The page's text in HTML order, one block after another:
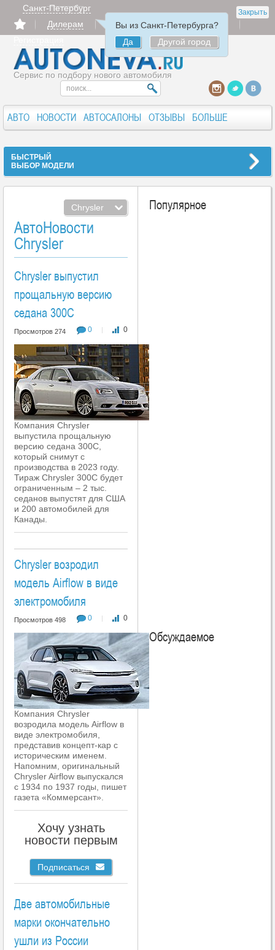
Закрыть
Санкт-Петербург
Вы из Санкт-Петербурга?
Да
Другой город
Дилерам Продать
Авторизация
Сервис по подбору нового автомобиля
АВТО НОВОСТИ АВТОСАЛОНЫ ОТЗЫВЫ БОЛЬШЕ
БЫСТРЫЙ
ВЫБОР МОДЕЛИ
Популярное
Обсуждаемое
Chrysler
АвтоНовости
Chrysler
Chrysler выпустил
прощальную версию
седана 300C
0 | 0
Просмотров 274
Компания Chrysler
выпустила прощальную
версию седана 300C,
который снимут с
производства в 2023 году.
Тираж Chrysler 300C будет
ограниченным – 2 тыс.
седанов выпустят для США
и 200 автомобилей для
Канады.
Chrysler возродил
модель Airflow в виде
электромобиля
0 | 0
Просмотров 498
Компания Chrysler
возродила модель Airflow в
виде электромобиля,
представив концепт-кар с
историческим именем.
Напомним, оригинальный
Chrysler Airflow выпускался
с 1934 по 1937 годы, пишет
газета «Коммерсант».
Хочу узнать
новости первым
Подписаться
Две автомобильные
марки окончательно
ушли из России